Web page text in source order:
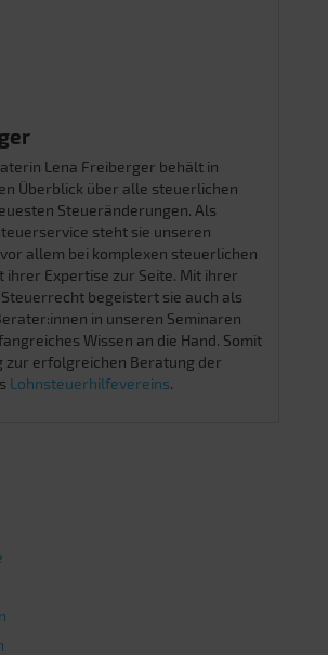
Lena Freiberger behält in
Überblick über alle steuerlichen
Steueränderungen. Als
steht sie unseren
allem bei komplexen steuerlichen
ihrer Expertise zur Seite. Mit ihrer
begeistert sie auch als
in unseren Seminaren
Wissen an die Hand. Somit
zur erfolgreichen Beratung der
Lohnsteuerhilfevereins.